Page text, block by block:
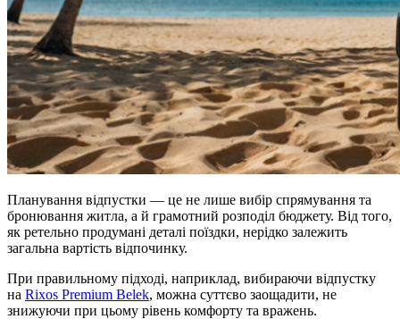
Планування відпустки — це не лише вибір спрямування та
бронювання житла, а й грамотний розподіл бюджету. Від того,
як ретельно продумані деталі поїздки, нерідко залежить
загальна вартість відпочинку.
При правильному підході, наприклад, вибираючи відпустку
на Rixos Premium Belek, можна суттєво заощадити, не
знижуючи при цьому рівень комфорту та вражень.